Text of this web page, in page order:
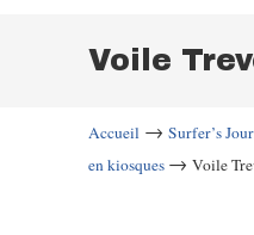
Voile
Accueil → Surfer’s
en kiosques → Voile